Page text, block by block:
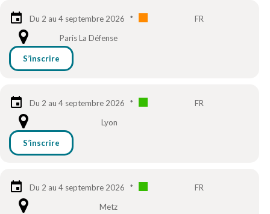
Du 2 au 4 septembre 2026 *
FR
Paris La Défense
S’inscrire
Du 2 au 4 septembre 2026 *
FR
Lyon
S’inscrire
Du 2 au 4 septembre 2026 *
FR
Metz